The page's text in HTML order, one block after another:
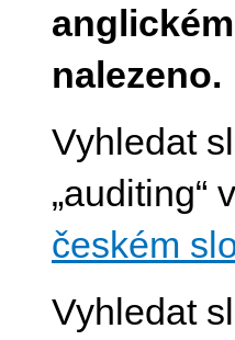
nalezeno.
Vyhledat
„auditing“ v
českém
Vyhledat